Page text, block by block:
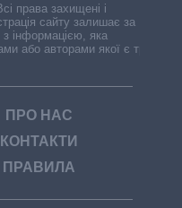
права захищені і
сайту залишає за
інформацією, яка
або авторами якої є треті
ПРО НАС
КОНТАКТИ
ПРАВИЛА